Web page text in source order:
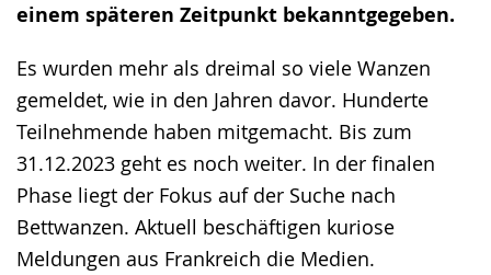
einem späteren Zeitpunkt bekanntgegeben.
Es wurden mehr als dreimal so viele Wanzen
gemeldet, wie in den Jahren davor. Hunderte
Teilnehmende haben mitgemacht. Bis zum
31.12.2023 geht es noch weiter. In der finalen
Phase liegt der Fokus auf der Suche nach
Bettwanzen. Aktuell beschäftigen kuriose
Meldungen aus Frankreich die Medien.